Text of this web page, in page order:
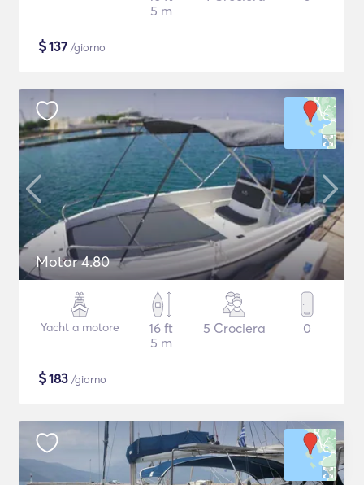
5 m
$137 /giorno
Motor 4.80
Yacht a motore
16 ft
5 m
5 Crociera 0
$183 /giorno